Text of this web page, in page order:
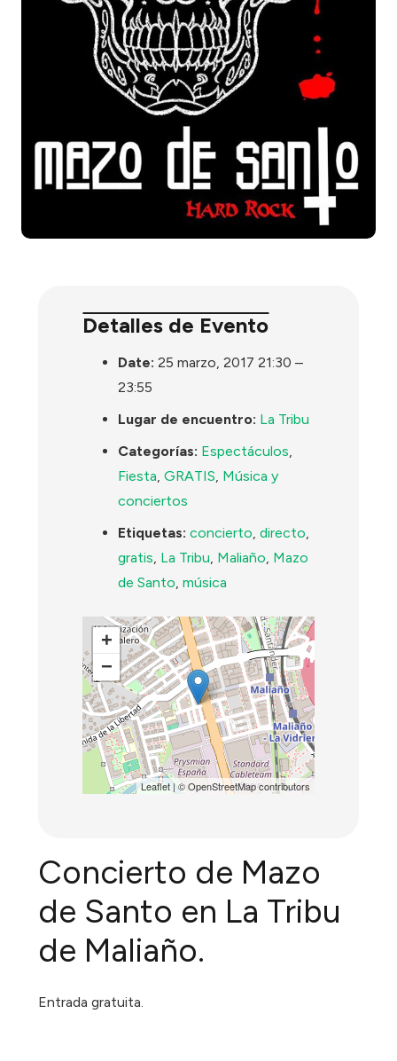
Detalles de Evento
Date: 25 marzo, 2017 21:30 –
23:55
Lugar de encuentro: La Tribu
Categorías: Espectáculos,
Fiesta,GRATIS, Música y
conciertos
Etiquetas: concierto,directo,
gratis, La Tribu, Maliaño, Mazo
de Santo,música
+
−
Leaflet| ©OpenStreetMapcontributors
Concierto de Mazo
de Santo en La Tribu
de Maliaño.
Entrada gratuita.